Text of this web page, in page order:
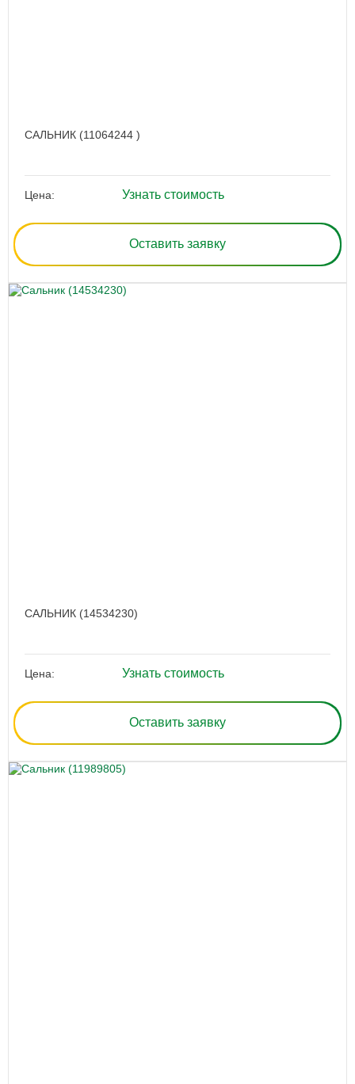
САЛЬНИК (11064244 )
Цена: Узнать стоимость
Оставить заявку
САЛЬНИК (14534230)
Цена: Узнать стоимость
Оставить заявку